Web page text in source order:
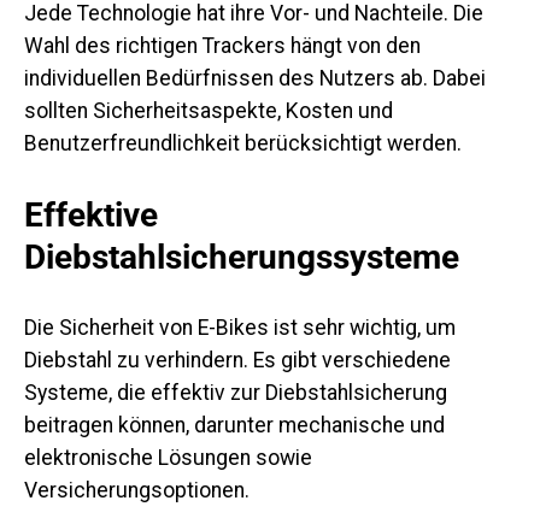
Jede Technologie hat ihre Vor- und Nachteile. Die
Wahl des richtigen Trackers hängt von den
individuellen Bedürfnissen des Nutzers ab. Dabei
sollten Sicherheitsaspekte, Kosten und
Benutzerfreundlichkeit berücksichtigt werden.
Effektive
Diebstahlsicherungssysteme
Die Sicherheit von E-Bikes ist sehr wichtig, um
Diebstahl zu verhindern. Es gibt verschiedene
Systeme, die effektiv zur Diebstahlsicherung
beitragen können, darunter mechanische und
elektronische Lösungen sowie
Versicherungsoptionen.